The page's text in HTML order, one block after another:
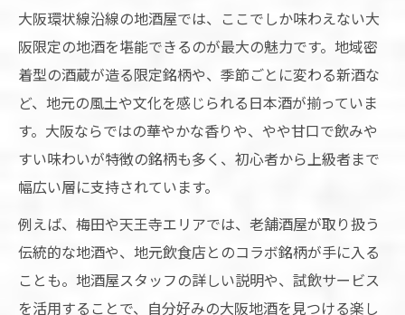
大阪環状線沿線の地酒屋では、ここでしか味わえない大
阪限定の地酒を堪能できるのが最大の魅力です。地域密
着型の酒蔵が造る限定銘柄や、季節ごとに変わる新酒な
ど、地元の風土や文化を感じられる日本酒が揃っていま
す。大阪ならではの華やかな香りや、やや甘口で飲みや
すい味わいが特徴の銘柄も多く、初心者から上級者まで
幅広い層に支持されています。
例えば、梅田や天王寺エリアでは、老舗酒屋が取り扱う
伝統的な地酒や、地元飲食店とのコラボ銘柄が手に入る
ことも。地酒屋スタッフの詳しい説明や、試飲サービス
を活用することで、自分好みの大阪地酒を見つける楽し